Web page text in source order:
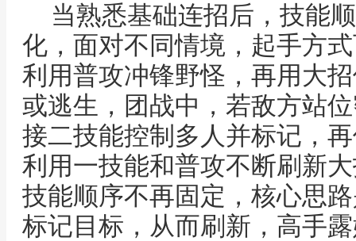
当熟悉基础连招后，技能
化，面对不同情境，起手方
利用普攻冲锋野怪，再用大
或逃生，团战中，若敌方站
接二技能控制多人并标记，
利用一技能和普攻不断刷新
技能顺序不再固定，核心思
标记目标，从而刷新，高手